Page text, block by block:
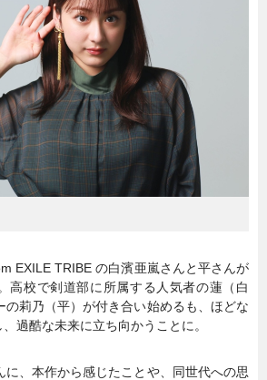
エンタメ
連載一覧
EXILE TRIBE の白濱亜嵐さんと平さんが
高校で剣道部に所属する人気者の蓮（白
の莉乃（平）が付き合い始めるも、ほどな
過酷な未来に立ち向かうことに。
、本作から感じたことや、同世代への思